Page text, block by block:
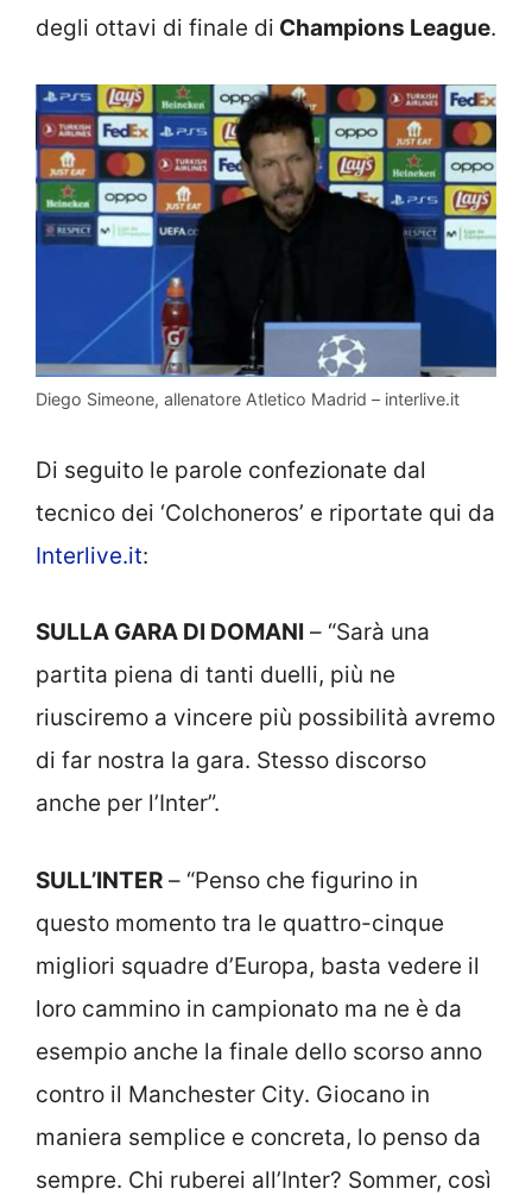
degli ottavi di finale di Champions League.
Diego Simeone, allenatore Atletico Madrid – interlive.it
Di seguito le parole confezionate dal
tecnico dei ‘Colchoneros’ e riportate qui da
Interlive.it:
SULLA GARA DI DOMANI – “Sarà una
partita piena di tanti duelli, più ne
riusciremo a vincere più possibilità avremo
di far nostra la gara. Stesso discorso
anche per l’Inter”.
SULL’INTER – “Penso che figurino in
questo momento tra le quattro-cinque
migliori squadre d’Europa, basta vedere il
loro cammino in campionato ma ne è da
esempio anche la finale dello scorso anno
contro il Manchester City. Giocano in
maniera semplice e concreta, lo penso da
sempre. Chi ruberei all’Inter? Sommer, così